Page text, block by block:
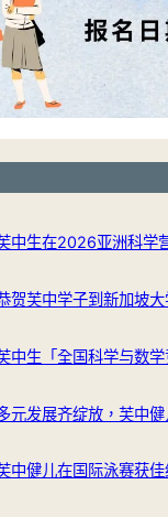
中生在2026亚洲科学
贺芙中学子到新加坡大
中生「全国科学与数
元发展齐绽放，芙中
中健儿在国际泳赛获佳